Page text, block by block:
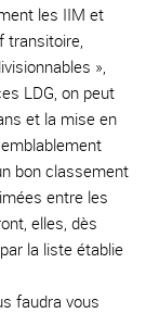
les IIM et
transitoire,
»,
LDG, on peut
et la mise en
bon classement
entre les
elles, dès
la liste établie
faudra vous